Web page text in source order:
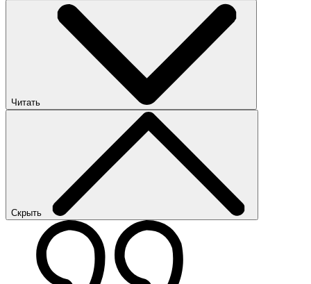
Читать
Скрыть